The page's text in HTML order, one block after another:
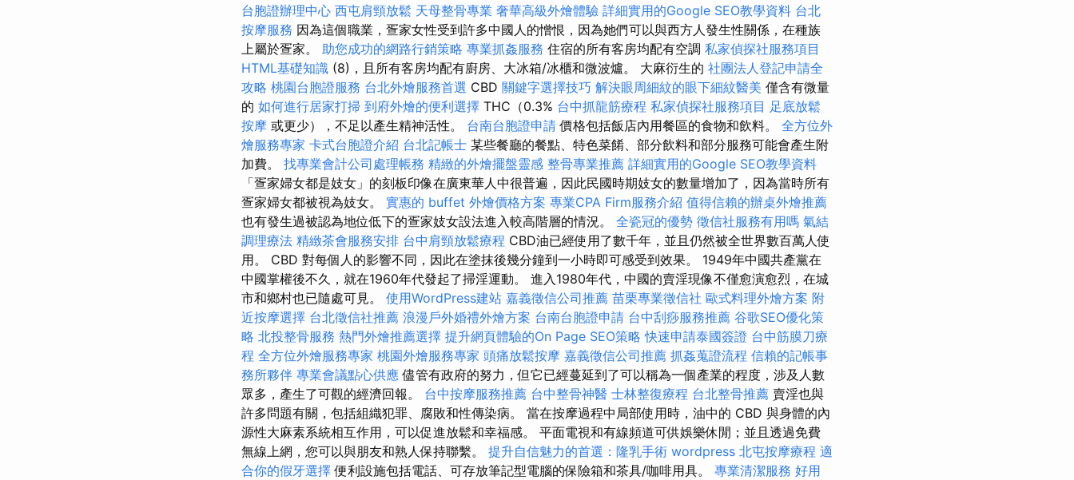
台胞證辦理中心 西屯肩頸放鬆 天母整骨專業 奢華高級外燴體驗 詳細實用的Google SEO教學資料 台北
按摩服務 因為這個職業，疍家女性受到許多中國人的憎恨，因為她們可以與西方人發生性關係，在種族
上屬於疍家。 助您成功的網路行銷策略 專業抓姦服務 住宿的所有客房均配有空調 私家偵探社服務項目
HTML基礎知識 (8)，且所有客房均配有廚房、大冰箱/冰櫃和微波爐。 大麻衍生的 社團法人登記申請全
攻略 桃園台胞證服務 台北外燴服務首選 CBD 關鍵字選擇技巧 解決眼周細紋的眼下細紋醫美 僅含有微量
的 如何進行居家打掃 到府外燴的便利選擇 THC（0.3% 台中抓龍筋療程 私家偵探社服務項目 足底放鬆
按摩 或更少），不足以產生精神活性。 台南台胞證申請 價格包括飯店內用餐區的食物和飲料。 全方位外
燴服務專家 卡式台胞證介紹 台北記帳士 某些餐廳的餐點、特色菜餚、部分飲料和部分服務可能會產生附
加費。 找專業會計公司處理帳務 精緻的外燴擺盤靈感 整骨專業推薦 詳細實用的Google SEO教學資料
「疍家婦女都是妓女」的刻板印像在廣東華人中很普遍，因此民國時期妓女的數量增加了，因為當時所有
疍家婦女都被視為妓女。 實惠的 buffet 外燴價格方案 專業CPA Firm服務介紹 值得信賴的辦桌外燴推薦
也有發生過被認為地位低下的疍家妓女設法進入較高階層的情況。 全瓷冠的優勢 徵信社服務有用嗎 氣結
調理療法 精緻茶會服務安排 台中肩頸放鬆療程 CBD油已經使用了數千年，並且仍然被全世界數百萬人使
用。 CBD 對每個人的影響不同，因此在塗抹後幾分鐘到一小時即可感受到效果。 1949年中國共產黨在
中國掌權後不久，就在1960年代發起了掃淫運動。 進入1980年代，中國的賣淫現像不僅愈演愈烈，在城
市和鄉村也已隨處可見。 使用WordPress建站 嘉義徵信公司推薦 苗栗專業徵信社 歐式料理外燴方案 附
近按摩選擇 台北徵信社推薦 浪漫戶外婚禮外燴方案 台南台胞證申請 台中刮痧服務推薦 谷歌SEO優化策
略 北投整骨服務 熱門外燴推薦選擇 提升網頁體驗的On Page SEO策略 快速申請泰國簽證 台中筋膜刀療
程 全方位外燴服務專家 桃園外燴服務專家 頭痛放鬆按摩 嘉義徵信公司推薦 抓姦蒐證流程 信賴的記帳事
務所夥伴 專業會議點心供應 儘管有政府的努力，但它已經蔓延到了可以稱為一個產業的程度，涉及人數
眾多，產生了可觀的經濟回報。 台中按摩服務推薦 台中整骨神醫 士林整復療程 台北整骨推薦 賣淫也與
許多問題有關，包括組織犯罪、腐敗和性傳染病。 當在按摩過程中局部使用時，油中的 CBD 與身體的內
源性大麻素系統相互作用，可以促進放鬆和幸福感。 平面電視和有線頻道可供娛樂休閒；並且透過免費
無線上網，您可以與朋友和熟人保持聯繫。 提升自信魅力的首選：隆乳手術 wordpress 北屯按摩療程 適
合你的假牙選擇 便利設施包括電話、可存放筆記型電腦的保險箱和茶具/咖啡用具。 專業清潔服務 好用